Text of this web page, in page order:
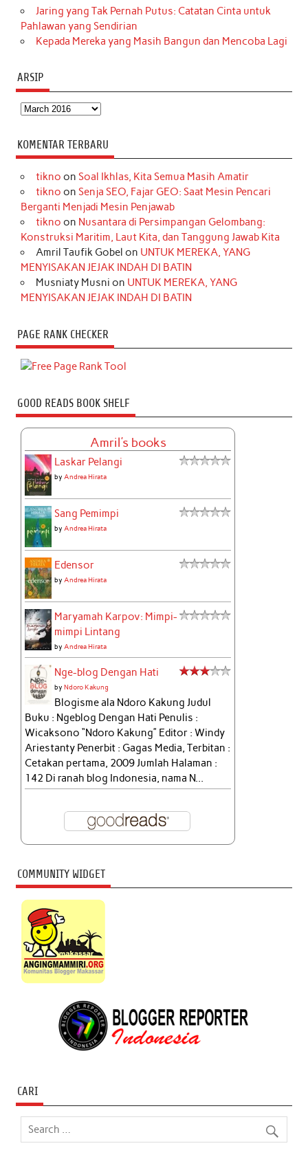
Jaring yang Tak Pernah Putus: Catatan Cinta untuk
Pahlawan yang Sendirian
Kepada Mereka yang Masih Bangun dan Mencoba Lagi
ARSIP
Arsip
KOMENTAR TERBARU
tikno on Soal Ikhlas, Kita Semua Masih Amatir
tikno on Senja SEO, Fajar GEO: Saat Mesin Pencari
Berganti Menjadi Mesin Penjawab
tikno on Nusantara di Persimpangan Gelombang:
Konstruksi Maritim, Laut Kita, dan Tanggung Jawab Kita
Amril Taufik Gobel on UNTUK MEREKA, YANG
MENYISAKAN JEJAK INDAH DI BATIN
Musniaty Musni on UNTUK MEREKA, YANG
MENYISAKAN JEJAK INDAH DI BATIN
PAGE RANK CHECKER
GOOD READS BOOK SHELF
Amril's books
Laskar Pelangi
byAndrea Hirata
Sang Pemimpi
byAndrea Hirata
Edensor
byAndrea Hirata
Maryamah Karpov: Mimpi-
mimpi Lintang
byAndrea Hirata
Nge-blog Dengan Hati
byNdoro Kakung
Blogisme ala Ndoro Kakung Judul
Buku : Ngeblog Dengan Hati Penulis :
Wicaksono “Ndoro Kakung” Editor : Windy
Ariestanty Penerbit : Gagas Media, Terbitan :
Cetakan pertama, 2009 Jumlah Halaman :
142 Di ranah blog Indonesia, nama N...
COMMUNITY WIDGET
CARI